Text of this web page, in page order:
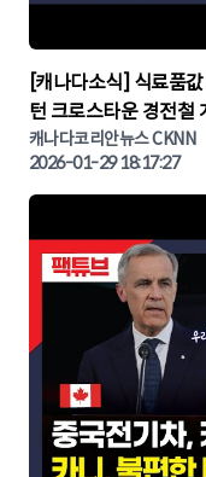
▶
[캐나다소식] 식료품값
턴 크로스타운 경전철
캐나다코리안뉴스
캐나다코리안뉴스 CKNN
2026-01-29 18:17:27